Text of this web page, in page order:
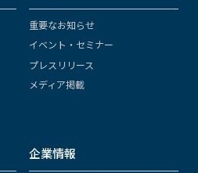
重要なお知らせ
イベント・セミナー
プレスリリース
メディア掲載
企業情報